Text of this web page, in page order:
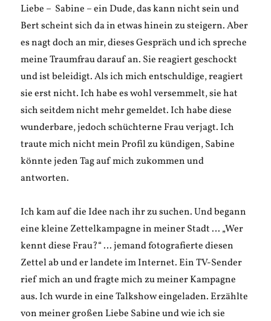
Liebe – Sabine – ein Dude, das kann nicht sein und
Bert scheint sich da in etwas hinein zu steigern. Aber
es nagt doch an mir, dieses Gespräch und ich spreche
meine Traumfrau darauf an. Sie reagiert geschockt
und ist beleidigt. Als ich mich entschuldige, reagiert
sie erst nicht. Ich habe es wohl versemmelt, sie hat
sich seitdem nicht mehr gemeldet. Ich habe diese
wunderbare, jedoch schüchterne Frau verjagt. Ich
traute mich nicht mein Profil zu kündigen, Sabine
könnte jeden Tag auf mich zukommen und
antworten.
Ich kam auf die Idee nach ihr zu suchen. Und begann
eine kleine Zettelkampagne in meiner Stadt … „Wer
kennt diese Frau?“ … jemand fotografierte diesen
Zettel ab und er landete im Internet. Ein TV-Sender
rief mich an und fragte mich zu meiner Kampagne
aus. Ich wurde in eine Talkshow eingeladen. Erzählte
von meiner großen Liebe Sabine und wie ich sie